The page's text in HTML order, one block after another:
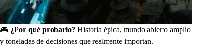
🎮 ¿Por qué probarlo? Historia épica, mundo abierto amplio
y toneladas de decisiones que realmente importan.